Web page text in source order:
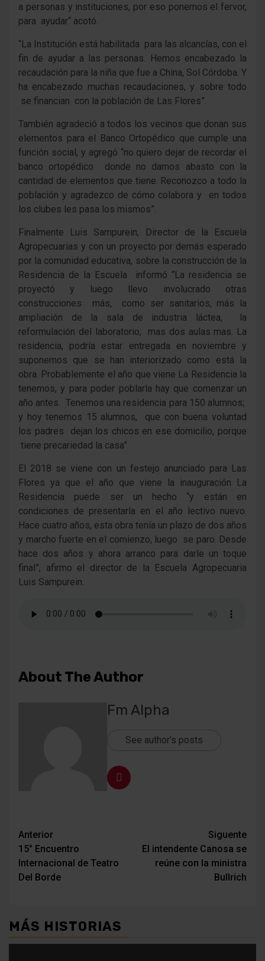
a personas y instituciones, por eso ponemos el fervor,
para ayudar“ acotó.
“La Institución está habilitada para las alcancías, con el
fin de ayudar a las personas. Hemos encabezado la
recaudación para la niña que fue a China, Sol Córdoba. Y
ha encabezado muchas recaudaciones, y sobre todo
se financian con la población de Las Flores”.
También agradeció a todos los vecinos que donan sus
elementos para el Banco Ortopédico que cumple una
función social, y agregó “no quiero dejar de recordar el
banco ortopédico donde no damos abasto con la
cantidad de elementos que tiene. Reconozco a todo la
población y agradezco de cómo colabora y en todos
los clubes les pasa los mismos”.
Finalmente Luis Sampurein, Director de la Escuela
Agropecuarias y con un proyecto por demás esperado
por la comunidad educativa, sobre la construcción de la
Residencia de la Escuela informó “La residencia se
proyectó y luego llevo involucrado otras
construcciones más, como ser sanitarios, más la
ampliación de la sala de industria láctea, la
reformulación del laboratorio, mas dos aulas mas. La
residencia, podría estar entregada en noviembre y
suponemos que se han interiorizado como está la
obra. Probablemente el año que viene La Residencia la
tenemos, y para poder poblarla hay que comenzar un
año antes. Tenemos una residencia para 150 alumnos;
y hoy tenemos 15 alumnos, que con buena voluntad
los padres dejan los chicos en ese domicilio, porque
tiene precariedad la casa”.
El 2018 se viene con un festejo anunciado para Las
Flores ya que el año que viene la inauguración La
Residencia puede ser un hecho “y están en
condiciones de presentarla en el año lectivo nuevo.
Hace cuatro años, esta obra tenía un plazo de dos años
y marcho fuerte en el comienzo, luego se paro. Desde
hace dos años y ahora arranco para darle un toque
final”, afirmo el director de la Escuela Agropecuaria
Luis Sampurein.
About The Author
Fm Alpha
See author's posts
Navegación
de
entradas
Anterior
15° Encuentro
Internacional de Teatro
Del Borde
Siguente
El intendente Canosa se
reúne con la ministra
Bullrich
MÁS HISTORIAS